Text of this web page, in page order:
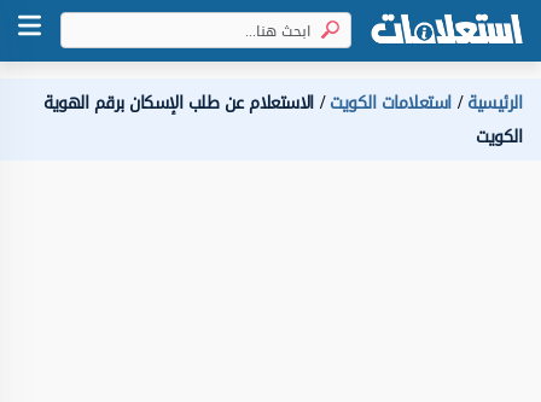
الرئيسية استعلامات الكويت الاستعلام عن طلب الإسكان برقم الهوية
الكويت